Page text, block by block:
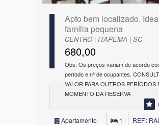
Apto bem localizado.
família pequena
CENTRO | ITAPEMA | SC
680,00
Obs: Os preços variam de acordo
período e nº de ocupantes.
VALOR PARA OUTROS PERÍODOS
MOMENTO DA RESERVA
Apartamento 1 REF.: